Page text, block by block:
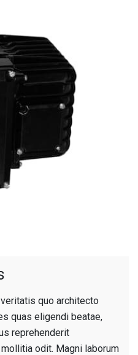
quo architecto
quas eligendi beatae,
reprehenderit
odit. Magni laborum